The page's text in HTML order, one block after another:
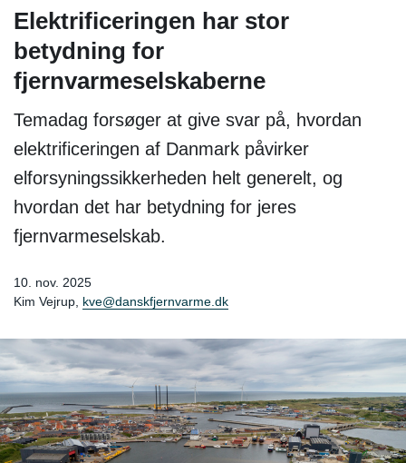
Elektrificeringen har stor
betydning for
fjernvarmeselskaberne
Temadag forsøger at give svar på, hvordan
elektrificeringen af Danmark påvirker
elforsyningssikkerheden helt generelt, og
hvordan det har betydning for jeres
fjernvarmeselskab.
10. nov. 2025
Kim Vejrup, kve@danskfjernvarme.dk